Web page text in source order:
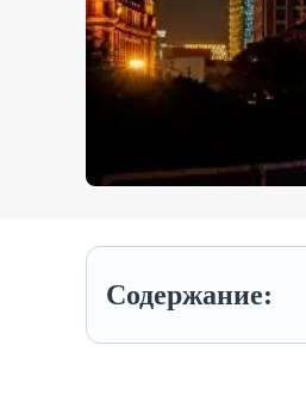
Содержание: